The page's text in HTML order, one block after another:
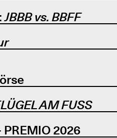
JBBB vs. BBFF
AM FUSS
2026